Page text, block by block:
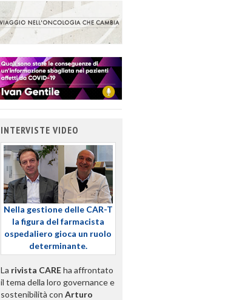
INTERVISTE VIDEO
Nella gestione delle CAR-T
la figura del farmacista
ospedaliero gioca un ruolo
determinante.
La rivista CAREha affrontato
il tema della loro governance e
sostenibilità con Arturo